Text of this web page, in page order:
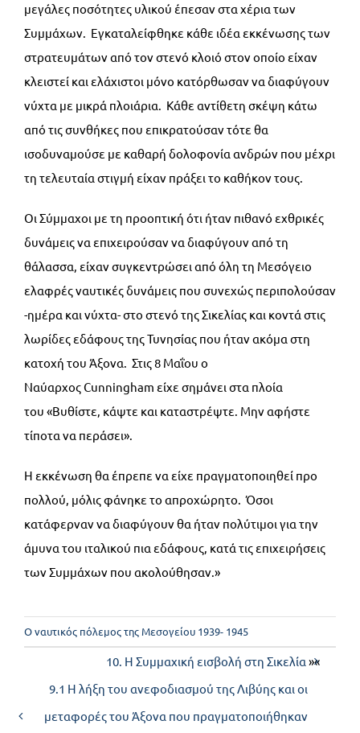
μεγάλες ποσότητες υλικού έπεσαν στα χέρια των
Συμμάχων. Εγκαταλείφθηκε κάθε ιδέα εκκένωσης των
στρατευμάτων από τον στενό κλοιό στον οποίο είχαν
κλειστεί και ελάχιστοι μόνο κατόρθωσαν να διαφύγουν
νύχτα με μικρά πλοιάρια. Κάθε αντίθετη σκέψη κάτω
από τις συνθήκες που επικρατούσαν τότε θα
ισοδυναμούσε με καθαρή δολοφονία ανδρών που μέχρι
τη τελευταία στιγμή είχαν πράξει το καθήκον τους.
Οι Σύμμαχοι με τη προοπτική ότι ήταν πιθανό εχθρικές
δυνάμεις να επιχειρούσαν να διαφύγουν από τη
θάλασσα, είχαν συγκεντρώσει από όλη τη Μεσόγειο
ελαφρές ναυτικές δυνάμεις που συνεχώς περιπολούσαν
-ημέρα και νύχτα- στο στενό της Σικελίας και κοντά στις
λωρίδες εδάφους της Τυνησίας που ήταν ακόμα στη
κατοχή του Άξονα. Στις 8 Μαΐου ο
Ναύαρχος Cunningham είχε σημάνει στα πλοία
του «Βυθίστε, κάψτε και καταστρέψτε. Μην αφήστε
τίποτα να περάσει».
Η εκκένωση θα έπρεπε να είχε πραγματοποιηθεί προ
πολλού, μόλις φάνηκε το απροχώρητο. Όσοι
κατάφερναν να διαφύγουν θα ήταν πολύτιμοι για την
άμυνα του ιταλικού πια εδάφους, κατά τις επιχειρήσεις
των Συμμάχων που ακολούθησαν.»
Ο ναυτικός πόλεμος της Μεσογείου 1939- 1945
10. Η Συμμαχική εισβολή στη Σικελία »«
9.1 Η λήξη του ανεφοδιασμού της Λιβύης και οι
μεταφορές του Άξονα που πραγματοποιήθηκαν